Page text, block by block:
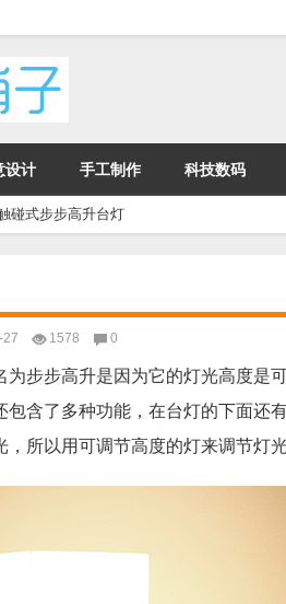
设计 手工制作 科技数码
碰式步步高升台灯
27 1578 0
为步步高升是因为它的灯光高度是
包含了多种功能，在台灯的下面还
所以用可调节高度的灯来调节灯